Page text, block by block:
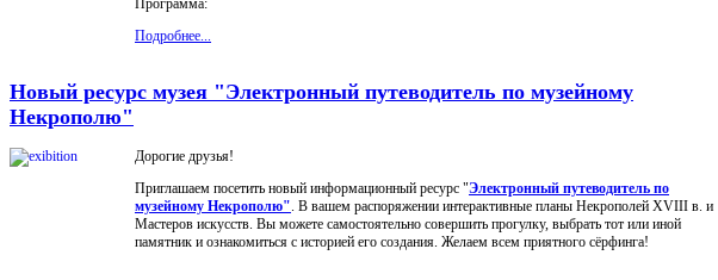
Подробнее...
Новый ресурс музея "Электронный путеводитель по музейному
Некрополю"
Дорогие друзья!
Приглашаем посетить новый информационный ресурс "Электронный путеводитель по
музейному Некрополю". В вашем распоряжении интерактивные планы Некрополей XVIII в. и
Мастеров искусств. Вы можете самостоятельно совершить прогулку, выбрать тот или иной
памятник и ознакомиться с историей его создания. Желаем всем приятного сёрфинга!